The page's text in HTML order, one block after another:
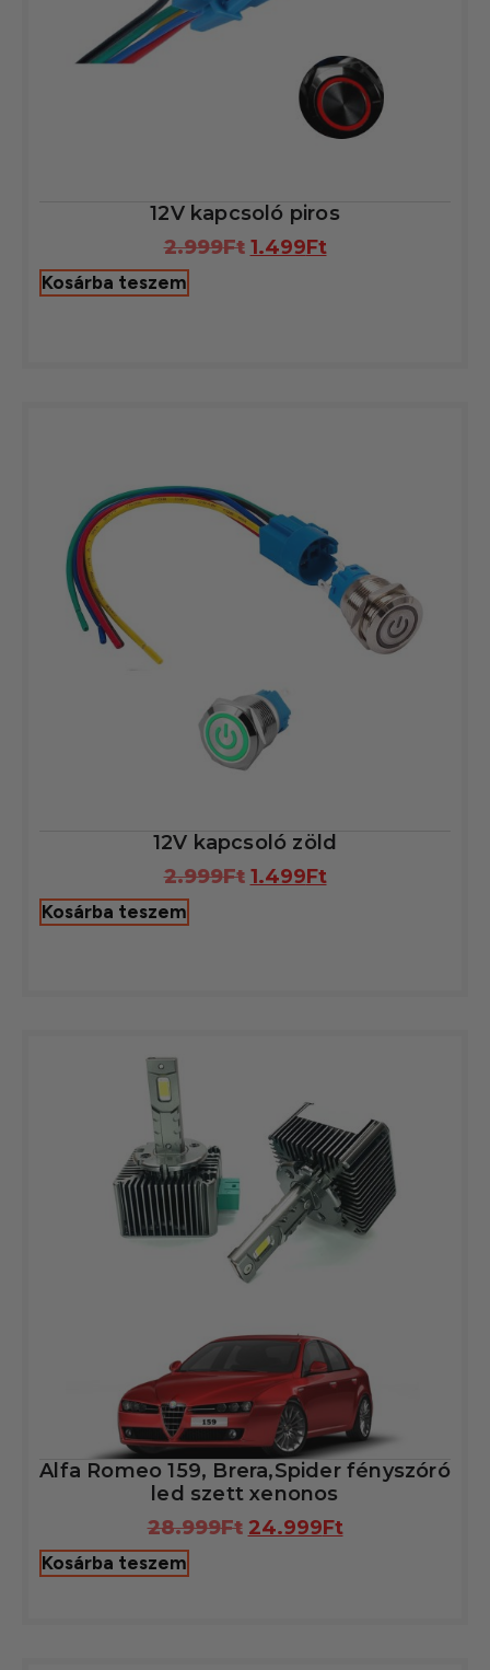
12V kapcsoló piros
2.999Ft 1.499Ft
Kosárba teszem
12V kapcsoló zöld
2.999Ft 1.499Ft
Kosárba teszem
Alfa Romeo 159, Brera,Spider fényszóró
led szett xenonos
28.999Ft 24.999Ft
Kosárba teszem